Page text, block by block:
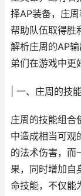
择AP装备，庄
帮助队伍取得胜
解析庄周的AP
弟们在游戏中更
| 一、庄周的技
庄周的技能组合
中造成相当可观
的法术伤害，而
果，同时增加自
命技能，不仅能